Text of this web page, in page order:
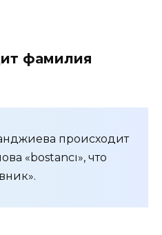
фамилия
происходит
«bostancı», что